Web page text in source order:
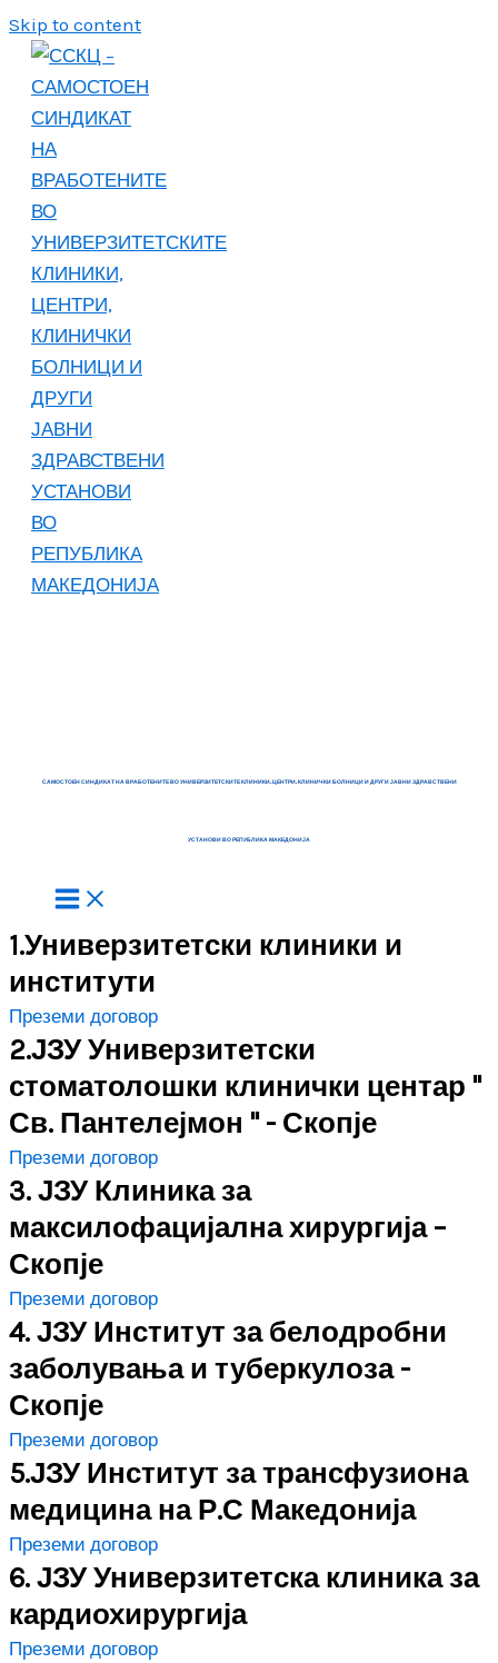
Skip to content
САМОСТОЕН СИНДИКАТ НА ВРАБОТЕНИТЕ ВО УНИВЕРЗИТЕТСКИТЕ КЛИНИКИ, ЦЕНТРИ, КЛИНИЧКИ БОЛНИЦИ И ДРУГИ ЈАВНИ ЗДРАВСТВЕНИ
УСТАНОВИ ВО РЕПУБЛИКА МАКЕДОНИЈА
1.Универзитетски клиники и
институти
Преземи договор
2.ЈЗУ Универзитетски
стоматолошки клинички центар "
Св. Пантелејмон " - Скопје
Преземи договор
3. ЈЗУ Клиника за
максилофацијална хирургија –
Скопје
Преземи договор
4. ЈЗУ Институт за белодробни
заболувања и туберкулоза -
Скопје
Преземи договор
5.ЈЗУ Институт за трансфузиона
медицина на Р.С Македонија
Преземи договор
6. ЈЗУ Универзитетска клиника за
кардиохирургија
Преземи договор